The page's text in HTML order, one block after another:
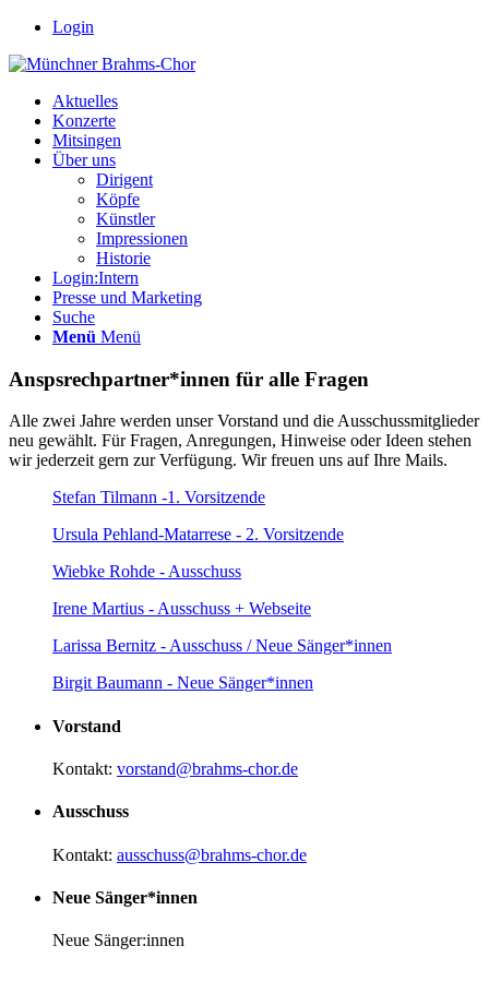
Login
Aktuelles
Konzerte
Mitsingen
Über uns
Dirigent
Köpfe
Künstler
Impressionen
Historie
Login:Intern
Presse und Marketing
Suche
Menü Menü
Anspsrechpartner*innen für alle Fragen
Alle zwei Jahre werden unser Vorstand und die Ausschussmitglieder
neu gewählt. Für Fragen, Anregungen, Hinweise oder Ideen stehen
wir jederzeit gern zur Verfügung. Wir freuen uns auf Ihre Mails.
Stefan Tilmann -1. Vorsitzende
Ursula Pehland-Matarrese - 2. Vorsitzende
Wiebke Rohde - Ausschuss
Irene Martius - Ausschuss + Webseite
Larissa Bernitz - Ausschuss / Neue Sänger*innen
Birgit Baumann - Neue Sänger*innen
Vorstand
Kontakt: vorstand@brahms-chor.de
Ausschuss
Kontakt: ausschuss@brahms-chor.de
Neue Sänger*innen
Neue Sänger:innen